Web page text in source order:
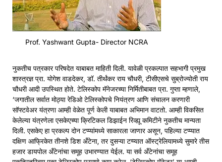
Prof. Yashwant Gupta- Director NCRA
नुकतीच पत्रकार परिषदेत याबाबत माहिती दिली. यावेळी प्रकल्पात सहभागी प्रमुख
शास्त्रज्ञ प्रा. योगेश वाडदेकर, डॉ. तीर्थंकर राय चौधरी, टीसीएसचे सुब्रोज्योती राय
चौधरी आदी उपस्थित होते. टेलिस्कोप मॅनेजरच्या निर्मितीबाबत प्रा. गुप्ता म्हणाले,
‘जगातील सर्वात मोठ्या रेडिओ टेलिस्कोपचे नियंत्रण आणि संचालन करणारी
सॉफ्टवेअर यंत्रणा आम्ही वेळेत पूर्ण केली याबाबत अभिमान वाटतो. आम्ही विकसित
केलेल्या यंत्रणेला एसकेएच्या क्रिटिकल डिझाईन रिव्ह्यू कमिटीने नुकतीच मान्यता
दिली. एसकेए हा प्रकल्प दोन टप्प्यांमध्ये साकारला जाणार असून, पहिल्या टप्प्यात
दक्षिण आफ्रिकेत तीनशे डिश अँटेना, तर दुसऱ्या टप्प्यात ऑस्ट्रेलियामध्ये सुमारे तीस
हजार डायपोल अँटेनांचा समूह उभारण्यात येईल. या सर्व अँटेनांचा समूह